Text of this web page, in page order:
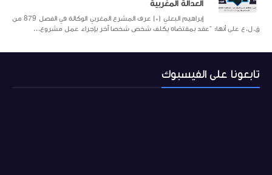
العدالة المغربية
إبراهيم البعلي (*) عرف المشرع المغربي الوكالة في الفصل 879 من
ق.ل.ع على أنها: "عقد بمقتضاه يكلف شخص شخصا آخر بإجراء عمل مشروع...
تابعونا على الفيسبوك